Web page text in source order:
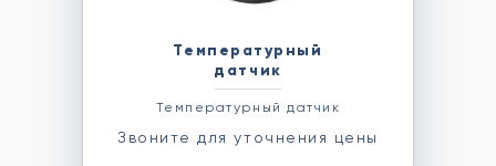
Температурный
датчик
Температурный датчик
Звоните для уточнения цены